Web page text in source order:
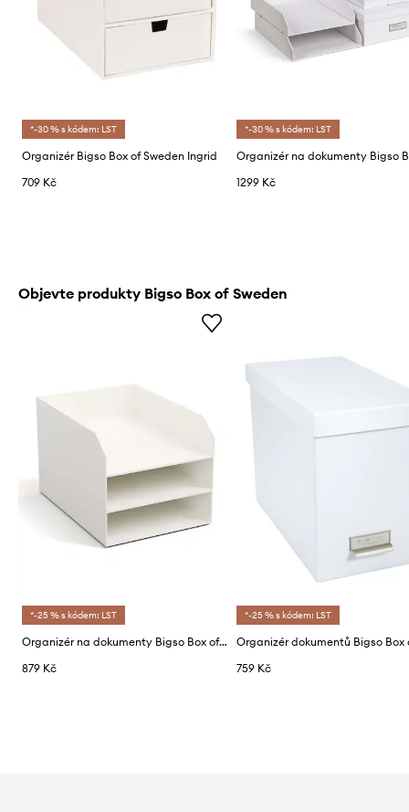
*-30 % s kódem: LST
Organizér Bigso Box of Sweden Ingrid
709 Kč
*-30 % s kódem: LST
1299 Kč
Objevte produkty Bigso Box of Sweden
*-25 % s kódem: LST
Organizér na dokumenty Bigso Box of Sweden Trey
879 Kč
*-25 % s kódem: LST
759 Kč